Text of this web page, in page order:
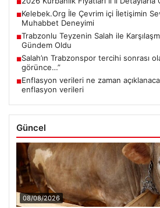
■
■Kelebek.Org İle Çevrim içi İletişimin
Muhabbet Deneyimi
■Trabzonlu Teyzenin Salah ile
Gündem Oldu
■Salah’ın Trabzonspor tercihi sonrası
görünce…”
■Enflasyon verileri ne zaman
enflasyon verileri
Güncel
08/08/2026